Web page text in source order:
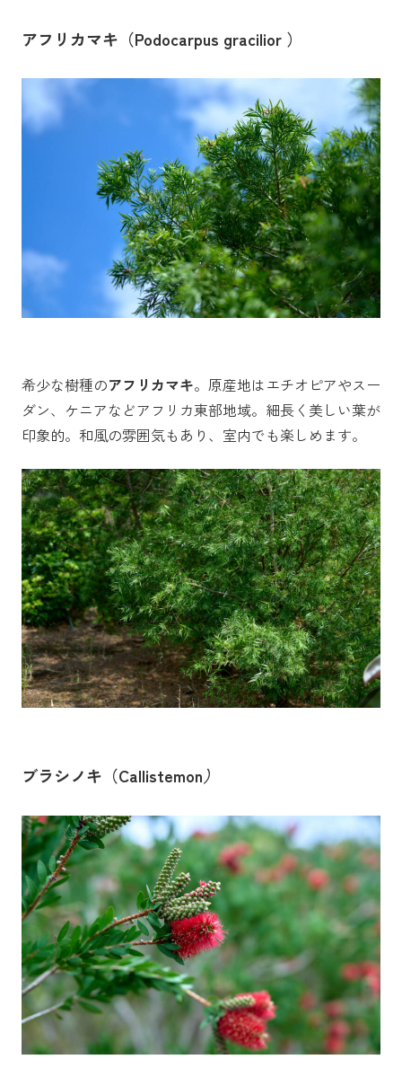
アフリカマキ（Podocarpus gracilior ）
希少な樹種のアフリカマキ。原産地はエチオピアやスー
ダン、ケニアなどアフリカ東部地域。細長く美しい葉が
印象的。和風の雰囲気もあり、室内でも楽しめます。
ブラシノキ（Callistemon）